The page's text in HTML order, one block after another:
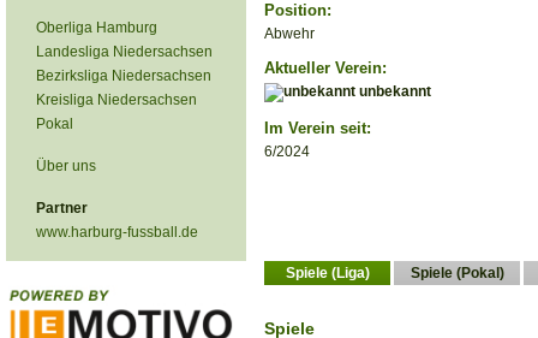
Oberliga Hamburg
Landesliga Niedersachsen
Bezirksliga Niedersachsen
Kreisliga Niedersachsen
Pokal
Über uns
Partner
www.harburg-fussball.de
Position:
Abwehr
Aktueller Verein:
unbekannt
Im Verein seit:
6/2024
Spiele (Liga) Spiele (Pokal)
Spiele